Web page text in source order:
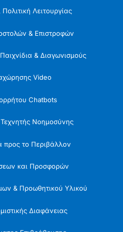
Λειτουργίας
& Επιστροφών
& Διαγωνισμούς
Video
Chatbots
Νοημοσύνης
προς το Περιβάλλον
και Προσφορών
& Προωθητικού Υλικού
Διαφάνειας